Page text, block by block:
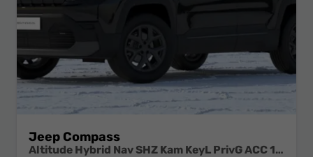
Jeep Compass
Altitude Hybrid Nav SHZ Kam KeyL PrivG ACC 18Z